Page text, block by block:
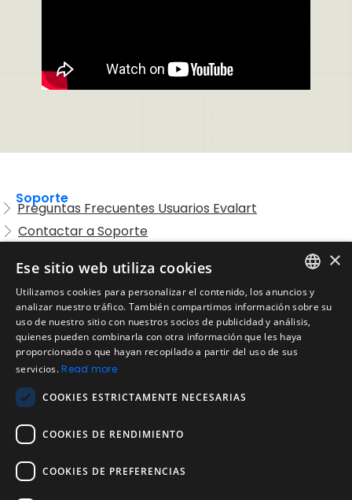
Soporte
Preguntas Frecuentes Usuarios Evalart
Contactar a Soporte
Legal
Condiciones de Servicio
Aviso de privacidad
Política de cookies
Política de devoluciones
Acuerdo de licencia de usuario
Aviso legal
Política de uso aceptable
Empresa
Acerca de nosotros
ENGLISH
SPANISH
×
Ese sitio web utiliza cookies
Utilizamos cookies para personalizar el contenido, los anuncios y
analizar nuestro tráfico. También compartimos información sobre su
uso de nuestro sitio con nuestros socios de publicidad y análisis,
quienes pueden combinarla con otra información que les haya
proporcionado o que hayan recopilado a partir del uso de sus
servicios.Read more
COOKIES ESTRICTAMENTE NECESARIAS
COOKIES DE RENDIMIENTO
COOKIES DE PREFERENCIAS